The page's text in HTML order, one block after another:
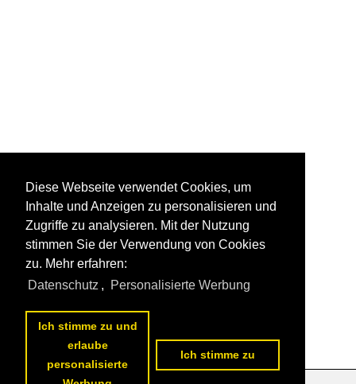
Diese Webseite verwendet Cookies, um
Inhalte und Anzeigen zu personalisieren und
Zugriffe zu analysieren. Mit der Nutzung
stimmen Sie der Verwendung von Cookies
zu. Mehr erfahren:
Datenschutz , Personalisierte Werbung
Ich stimme zu und
erlaube
personalisierte
Ich stimme zu